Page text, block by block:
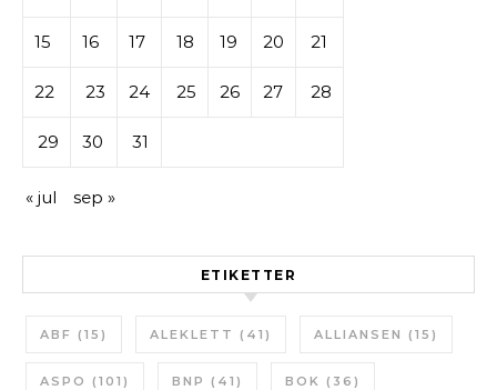
15 16 17 18 19 20 21
22 23 24 25 26 27 28
29 30 31
« jul sep »
ETIKETTER
ABF (15) ALEKLETT (41) ALLIANSEN (15)
ASPO (101) BNP (41) BOK (36)